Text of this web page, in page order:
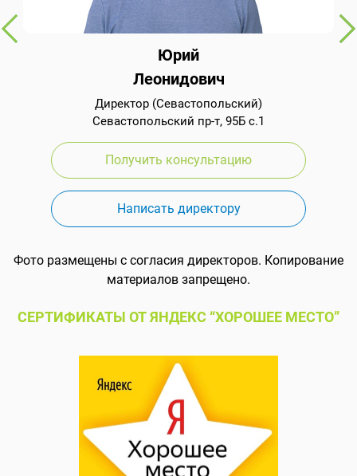
Юрий
Леонидович
Директор (Севастопольский)
Севастопольский пр-т, 95Б с.1
Получить консультацию
Написать директору
Фото размещены с согласия директоров. Копирование
материалов запрещено.
СЕРТИФИКАТЫ ОТ ЯНДЕКС “ХОРОШЕЕ МЕСТО”